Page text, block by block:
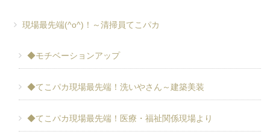
現場最先端(^o^)！～清掃員てこパカ
◆モチベーションアップ
◆てこパカ現場最先端！洗いやさん～建築美装
◆てこパカ現場最先端！医療・福祉関係現場より